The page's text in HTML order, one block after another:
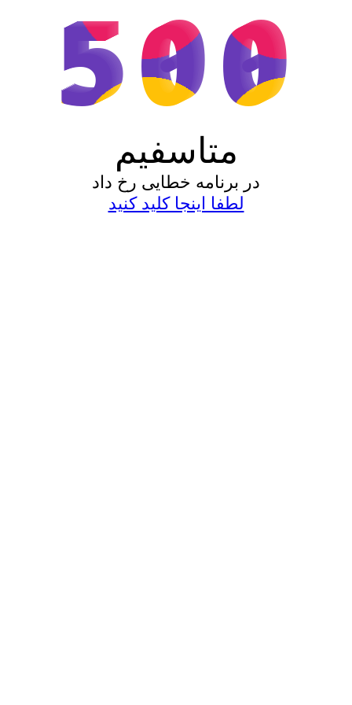
500
متاسفیم
در برنامه خطایی رخ داد
لطفا اینجا کلید کنید